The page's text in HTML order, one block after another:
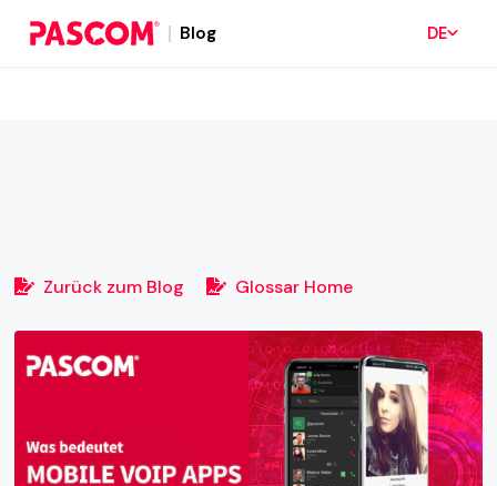
Blog DE
Zurück zum Blog Glossar Home